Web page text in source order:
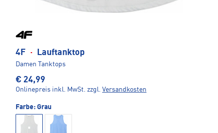
4F · Lauftanktop
Damen Tanktops
€ 24,99
Onlinepreis inkl. MwSt. zzgl. Versandkosten
Farbe: Grau